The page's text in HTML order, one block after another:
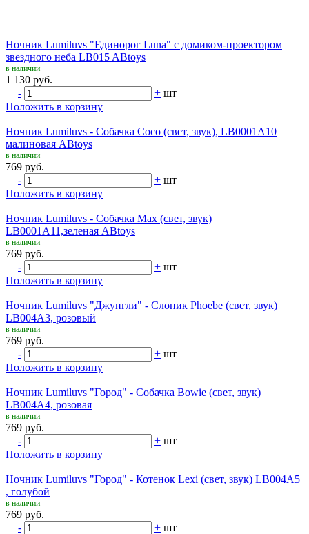
Ночник Lumiluvs "Единорог Luna" с домиком-проектором
звездного неба LB015 ABtoys
в наличии
1 130 руб.
-
+ шт
Положить в корзину
Ночник Lumiluvs - Собачка Coco (свет, звук), LB0001A10
малиновая ABtoys
в наличии
769 руб.
-
+ шт
Положить в корзину
Ночник Lumiluvs - Собачка Max (свет, звук)
LB0001A11,зеленая ABtoys
в наличии
769 руб.
-
+ шт
Положить в корзину
Ночник Lumiluvs "Джунгли" - Слоник Phoebe (свет, звук)
LB004A3, розовый
в наличии
769 руб.
-
+ шт
Положить в корзину
Ночник Lumiluvs "Город" - Собачка Bowie (свет, звук)
LB004A4, розовая
в наличии
769 руб.
-
+ шт
Положить в корзину
Ночник Lumiluvs "Город" - Котенок Lexi (свет, звук) LB004A5
, голубой
в наличии
769 руб.
-
+ шт